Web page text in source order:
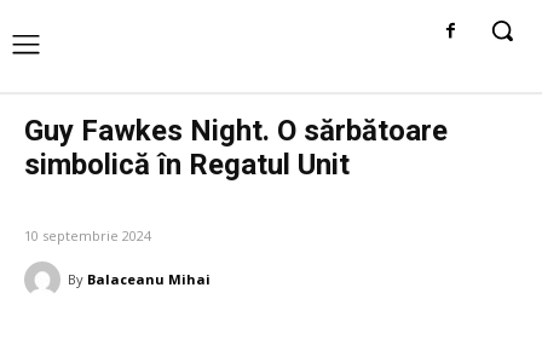
Guy Fawkes Night. O sărbătoare
simbolică în Regatul Unit
10 septembrie 2024
By Balaceanu Mihai